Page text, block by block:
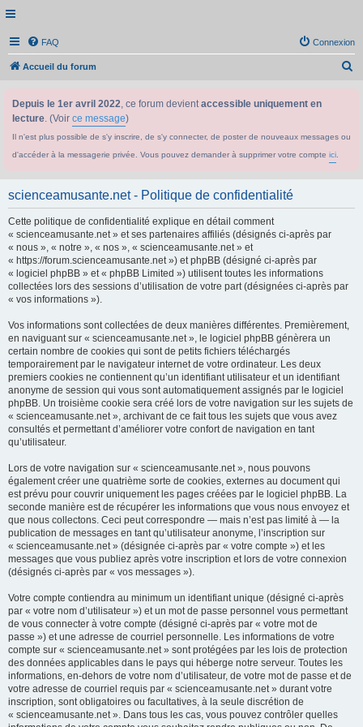
FAQ Connexion
Accueil du forum
Depuis le 1er avril 2022, ce forum devientaccessible uniquement en
lecture. (Voir ce message)
Il n'est plus possible de s'y inscrire, de s'y connecter, de poster de nouveaux messages ou
d'accéder à la messagerie privée. Vous pouvez demander à supprimer votre compte ici
scienceamusante.net - Politique de confidentialité
Cette politique de confidentialité explique en détail comment
« scienceamusante.net » et ses partenaires affiliés (désignés ci-après par
« nous », « notre », « nos », « scienceamusante.net » et
« https://forum.scienceamusante.net ») et phpBB (désigné ci-après par
« logiciel phpBB » et « phpBB Limited ») utilisent toutes les informations
collectées lors des sessions d’utilisation de votre part (désignées ci-après par
« vos informations »).
Vos informations sont collectées de deux manières différentes. Premièrement,
en naviguant sur « scienceamusante.net », le logiciel phpBB génèrera un
certain nombre de cookies qui sont de petits fichiers téléchargés
temporairement par le navigateur internet de votre ordinateur. Les deux
premiers cookies ne contiennent qu’un identifiant utilisateur et un identifiant
anonyme de session qui vous sont automatiquement assignés par le logiciel
phpBB. Un troisième cookie sera créé lors de votre navigation sur les sujets de
« scienceamusante.net », archivant de ce fait tous les sujets que vous avez
consultés et permettant d’améliorer votre confort de navigation en tant
qu’utilisateur.
Lors de votre navigation sur « scienceamusante.net », nous pouvons
également créer une quatrième sorte de cookies, externes au document qui
est prévu pour couvrir uniquement les pages créées par le logiciel phpBB. La
seconde manière est de récupérer les informations que vous nous envoyez et
que nous collectons. Ceci peut correspondre — mais n’est pas limité à — la
publication de messages en tant qu’utilisateur anonyme, l’inscription sur
« scienceamusante.net » (désignée ci-après par « votre compte ») et les
messages que vous publiez après votre inscription et lors de votre connexion
(désignés ci-après par « vos messages »).
Votre compte contiendra au minimum un identifiant unique (désigné ci-après
par « votre nom d’utilisateur ») et un mot de passe personnel vous permettant
de vous connecter à votre compte (désigné ci-après par « votre mot de
passe ») et une adresse de courriel personnelle. Les informations de votre
compte sur « scienceamusante.net » sont protégées par les lois de protection
des données applicables dans le pays qui héberge notre serveur. Toutes les
informations, en-dehors de votre nom d’utilisateur, de votre mot de passe et de
votre adresse de courriel requis par « scienceamusante.net » durant votre
inscription, sont obligatoires ou facultatives, à la seule discrétion de
« scienceamusante.net ». Dans tous les cas, vous pouvez contrôler quelles